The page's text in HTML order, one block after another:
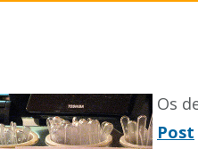
Os
Post